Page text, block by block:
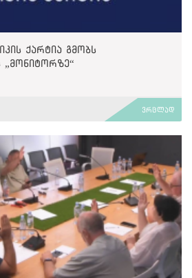
ქარტია გმობს
„მონიტორზე“
ვრცლად